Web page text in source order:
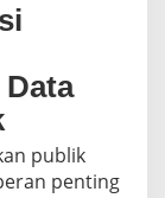
publik
penting